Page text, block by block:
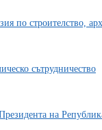
по строителство,
сътрудничество
на